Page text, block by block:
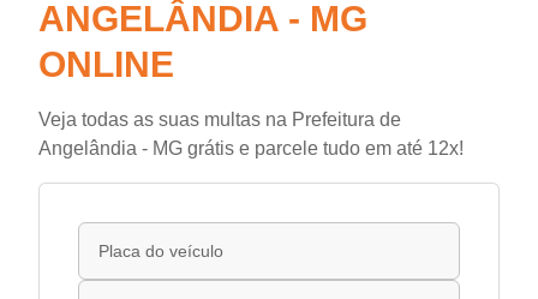
ANGELÂNDIA - MG
ONLINE
Veja todas as suas multas na Prefeitura de
Angelândia - MG grátis e parcele tudo em até 12x!